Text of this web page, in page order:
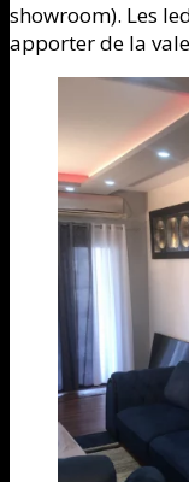
showroom). Les
apporter de la